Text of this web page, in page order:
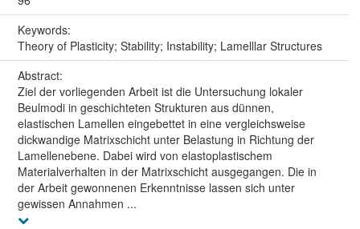
Keywords:
Theory of Plasticity; Stability; Instability; Lamelllar Structures
Abstract:
Ziel der vorliegenden Arbeit ist die Untersuchung lokaler
Beulmodi in geschichteten Strukturen aus dünnen,
elastischen Lamellen eingebettet in eine vergleichsweise
dickwandige Matrixschicht unter Belastung in Richtung der
Lamellenebene. Dabei wird von elastoplastischem
Materialverhalten in der Matrixschicht ausgegangen. Die in
der Arbeit gewonnenen Erkenntnisse lassen sich unter
gewissen Annahmen ...